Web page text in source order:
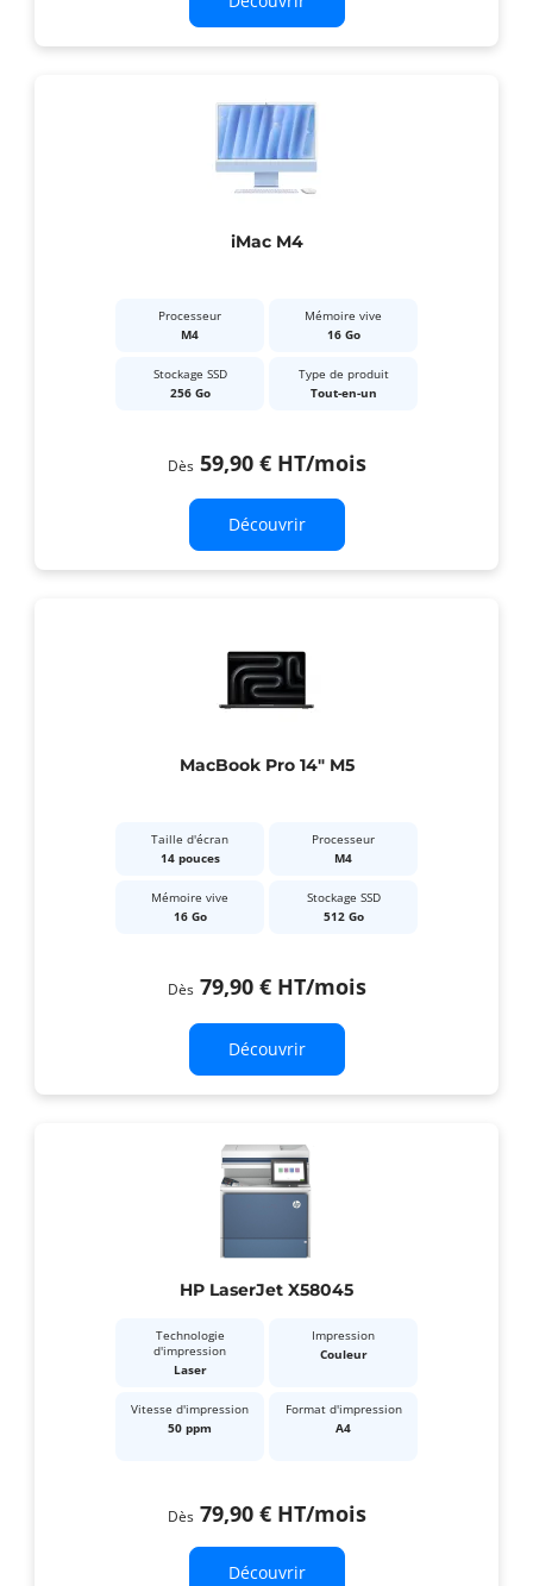
iMac M4
Processeur
M4
Mémoire vive
16 Go
Stockage SSD
256 Go
Type de produit
Tout-en-un
Dès 59,90 € HT/mois
Découvrir
MacBook Pro 14" M5
Taille d'écran
14 pouces
Processeur
M4
Mémoire vive
16 Go
Stockage SSD
512 Go
Dès 79,90 € HT/mois
Découvrir
HP LaserJet X58045
Technologie
d'impression
Laser
Impression
Couleur
Vitesse d'impression
50 ppm
Format d'impression
A4
Dès 79,90 € HT/mois
Découvrir